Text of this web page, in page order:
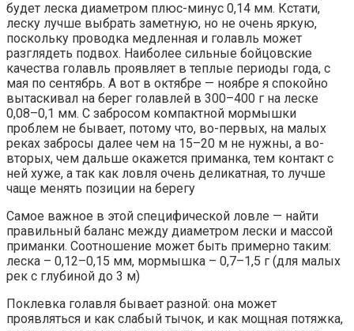
будет леска диаметром плюс-минус 0,14 мм. Кстати,
леску лучше выбрать заметную, но не очень яркую,
поскольку проводка медленная и голавль может
разглядеть подвох. Наиболее сильные бойцовские
качества голавль проявляет в теплые периоды года, с
мая по сентябрь. А вот в октябре — ноябре я спокойно
вытаскивал на берег голавлей в 300–400 г на леске
0,08–0,1 мм. С забросом компактной мормышки
проблем не бывает, потому что, во-первых, на малых
реках забросы далее чем на 15–20 м не нужны, а во-
вторых, чем дальше окажется приманка, тем контакт с
ней хуже, а так как ловля очень деликатная, то лучше
чаще менять позиции на берегу
Самое важное в этой специфической ловле — найти
правильный баланс между диаметром лески и массой
приманки. Соотношение может быть примерно таким:
леска – 0,12–0,15 мм, мормышка – 0,7–1,5 г (для малых
рек с глубиной до 3 м)
Поклевка голавля бывает разной: она может
проявляться и как слабый тычок, и как мощная потяжка,